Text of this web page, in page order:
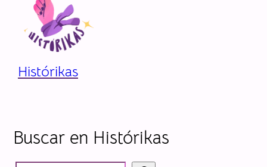
Histórikas
Buscar en Histórikas